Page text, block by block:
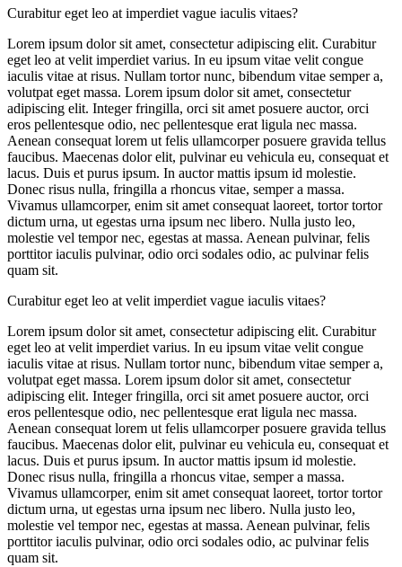
Curabitur eget leo at imperdiet vague iaculis vitaes?
Lorem ipsum dolor sit amet, consectetur adipiscing elit. Curabitur
eget leo at velit imperdiet varius. In eu ipsum vitae velit congue
iaculis vitae at risus. Nullam tortor nunc, bibendum vitae semper a,
volutpat eget massa. Lorem ipsum dolor sit amet, consectetur
adipiscing elit. Integer fringilla, orci sit amet posuere auctor, orci
eros pellentesque odio, nec pellentesque erat ligula nec massa.
Aenean consequat lorem ut felis ullamcorper posuere gravida tellus
faucibus. Maecenas dolor elit, pulvinar eu vehicula eu, consequat et
lacus. Duis et purus ipsum. In auctor mattis ipsum id molestie.
Donec risus nulla, fringilla a rhoncus vitae, semper a massa.
Vivamus ullamcorper, enim sit amet consequat laoreet, tortor tortor
dictum urna, ut egestas urna ipsum nec libero. Nulla justo leo,
molestie vel tempor nec, egestas at massa. Aenean pulvinar, felis
porttitor iaculis pulvinar, odio orci sodales odio, ac pulvinar felis
quam sit.
Curabitur eget leo at velit imperdiet vague iaculis vitaes?
Lorem ipsum dolor sit amet, consectetur adipiscing elit. Curabitur
eget leo at velit imperdiet varius. In eu ipsum vitae velit congue
iaculis vitae at risus. Nullam tortor nunc, bibendum vitae semper a,
volutpat eget massa. Lorem ipsum dolor sit amet, consectetur
adipiscing elit. Integer fringilla, orci sit amet posuere auctor, orci
eros pellentesque odio, nec pellentesque erat ligula nec massa.
Aenean consequat lorem ut felis ullamcorper posuere gravida tellus
faucibus. Maecenas dolor elit, pulvinar eu vehicula eu, consequat et
lacus. Duis et purus ipsum. In auctor mattis ipsum id molestie.
Donec risus nulla, fringilla a rhoncus vitae, semper a massa.
Vivamus ullamcorper, enim sit amet consequat laoreet, tortor tortor
dictum urna, ut egestas urna ipsum nec libero. Nulla justo leo,
molestie vel tempor nec, egestas at massa. Aenean pulvinar, felis
porttitor iaculis pulvinar, odio orci sodales odio, ac pulvinar felis
quam sit.